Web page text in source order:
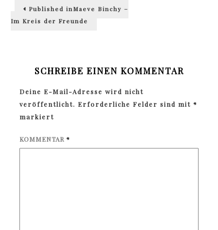
Published inMaeve Binchy –
Im Kreis der Freunde
SCHREIBE EINEN KOMMENTAR
Deine E-Mail-Adresse wird nicht
veröffentlicht. Erforderliche Felder sind mit *
markiert
KOMMENTAR *